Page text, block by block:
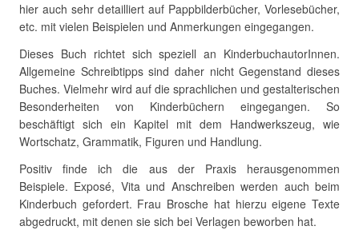
hier auch sehr detailliert auf Pappbilderbücher, Vorlesebücher,
etc. mit vielen Beispielen und Anmerkungen eingegangen.
Dieses Buch richtet sich speziell an KinderbuchautorInnen.
Allgemeine Schreibtipps sind daher nicht Gegenstand dieses
Buches. Vielmehr wird auf die sprachlichen und gestalterischen
Besonderheiten von Kinderbüchern eingegangen. So
beschäftigt sich ein Kapitel mit dem Handwerkszeug, wie
Wortschatz, Grammatik, Figuren und Handlung.
Positiv finde ich die aus der Praxis herausgenommen
Beispiele. Exposé, Vita und Anschreiben werden auch beim
Kinderbuch gefordert. Frau Brosche hat hierzu eigene Texte
abgedruckt, mit denen sie sich bei Verlagen beworben hat.